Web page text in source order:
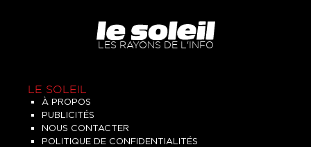
LES RAYONS DE L'INFO
LE SOLEIL
À PROPOS
PUBLICITÉS
NOUS CONTACTER
POLITIQUE DE CONFIDENTIALITÉS